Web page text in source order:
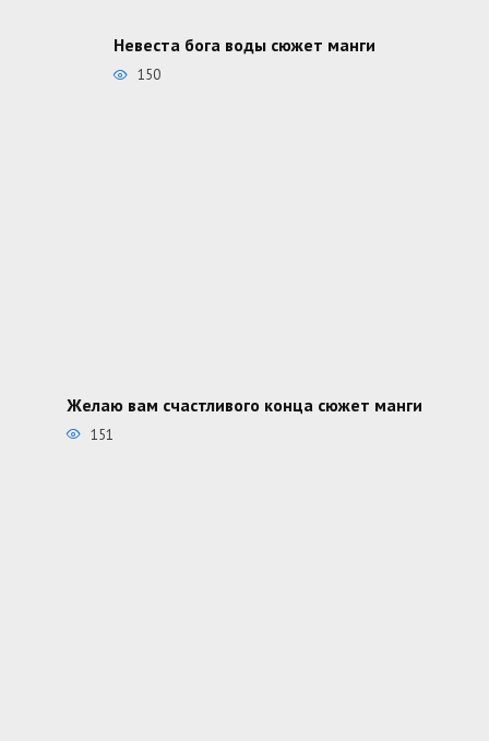
Невеста бога воды сюжет манги
150
Желаю вам счастливого конца сюжет манги
151